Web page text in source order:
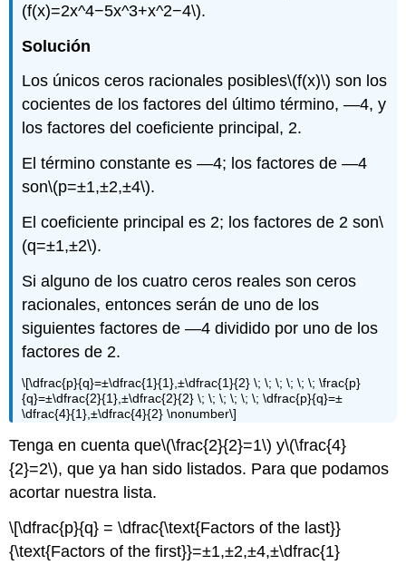
(f(x)=2x^4−5x^3+x^2−4\).
Solución
Los únicos ceros racionales posibles\(f(x)\) son los
cocientes de los factores del último término, —4, y
los factores del coeficiente principal, 2.
El término constante es —4; los factores de —4
son\(p=±1,±2,±4\).
El coeficiente principal es 2; los factores de 2 son\
(q=±1,±2\).
Si alguno de los cuatro ceros reales son ceros
racionales, entonces serán de uno de los
siguientes factores de —4 dividido por uno de los
factores de 2.
\[\dfrac{p}{q}=±\dfrac{1}{1},±\dfrac{1}{2} \; \; \; \; \; \; \frac{p}
{q}=±\dfrac{2}{1},±\dfrac{2}{2} \; \; \; \; \; \; \dfrac{p}{q}=±
\dfrac{4}{1},±\dfrac{4}{2} \nonumber\]
Tenga en cuenta que\(\frac{2}{2}=1\) y\(\frac{4}
{2}=2\), que ya han sido listados. Para que podamos
acortar nuestra lista.
\[\dfrac{p}{q} = \dfrac{\text{Factors of the last}}
{\text{Factors of the first}}=±1,±2,±4,±\dfrac{1}